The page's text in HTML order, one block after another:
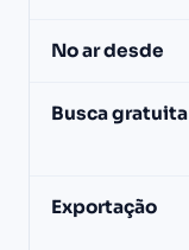
Casa
Dados
julho
No ar desde
Busca gratuita
Exportação